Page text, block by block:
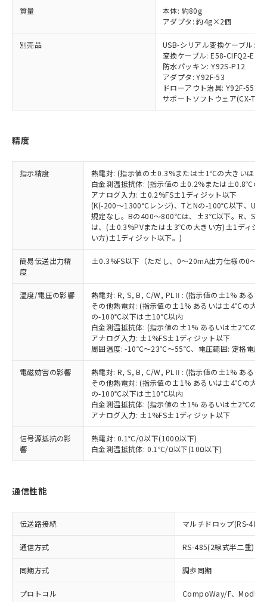
質量
本体: 約80g
アダプタ: 約4g×2個
別売品
USB-シリアル変換ケーブル:
変換ケーブル: E58-CIFQ2-E
防水パッキン: Y92S-P12
アダプタ: Y92F-53
ドローアウト治具: Y92F-55
サポートソフトウェア(CX-
精度
指示精度
熱電対: (指示値の±0.3%または±1℃の大きいほう
白金測温抵抗体: (指示値の±0.2%または±0.8℃の
アナログ入力: ±0.2%FS±1ディジット以下
(K(-200～1300℃レンジ)、TとNの-100℃以下、U
規定なし。Bの400～800℃は、±3℃以下。R、S
は、(±0.3%PVまたは±3℃の大きい方)±1ディジ
い方)±1ディジット以下。)
簡易伝送出力精
度
±0.3%FS以下（ただし、0～20mA出力仕様の0～
温度/電圧の影響
熱電対: R, S, B, C/W, PLⅡ: (指示値の±1% ある
その他熱電対: (指示値の±1% あるいは±4℃の大き
の-100℃以下は±10℃以内
白金測温抵抗体: (指示値の±1% あるいは±2℃の大
アナログ入力: ±1%FS±1ディジット以下
周囲温度: -10℃～23℃～55℃、電圧範囲: 定格電圧
電磁妨害の影響
熱電対: R, S, B, C/W, PLⅡ: (指示値の±1% ある
その他熱電対: (指示値の±1% あるいは±4℃の大き
の-100℃以下は±10℃以内
白金測温抵抗体: (指示値の±1% あるいは±2℃の大
アナログ入力: ±1%FS±1ディジット以下
信号源抵抗の影
響
熱電対: 0.1℃/Ω以下(100Ω以下)
白金測温抵抗体: 0.1℃/Ω以下(10Ω以下)
通信性能
伝送路接続 マルチドロップ(RS-485)
通信方式 RS-485(2線式半二重)
同期方式 調歩同期
プロトコル CompoWay/F、Modbus
本サービスは、当社制御機器事業取扱
商品の当社在庫状況および標準価格
(税抜)を提供させていただくもので
当社制御機器事業取扱商品の中には、
本サービスの対象外となる商品もある
ことをご了承ください。
在庫状況および標準価格照会結果は、
記載している更新日時点での社内デー
了承ください。
正式な納期状況および標準価格はお客
様のお取引先、またはお客様担当のオ
ムロン制御機器販売店・当社販売員に
ご相談ください。
オムロン制御機器販売店や当社販売拠
点は「販売ネットワーク
」をご確認
ください。
在庫状況および標準価格結果を当社の
マイパーツ機能（部品リスト作成サー
ビス）をご利用いただくには、I-Web
メンバーズにご登録されている必要が
あります。
お客様が当ウェブサイト上で当社にご
登録された部品リストについて、当社
および当社の共同利用者が、当社の製
品・サービスに関するお客様との取
引・商談に必要な範囲で利用すること
をご了承ください。
※当社の共同利用者とは、"個人情報
の共同利用に関して"
の「1.共同利
用者の範囲」に記載されている法人を
指します。
調査・確認中：EU RoHS指令（10物質）の
非含有の対応状況を調査中または確認中の
非該当品：ライセンス料など無形物で、有
害物質有無と関係のない商品です。
仕入先様の事情により、非含有部品として
いたものが、含有品と判明した場合などや
むを得ず変更することがあります。
(PBDE) 1000ppm以下、フタル酸ビス(2-エチルヘキシ
ル) (DEHP)(別名：DOP) 1000ppm以下、フタル酸ブチ
ルベンジル（BBP） 1000ppm以下、フタル酸ジブチル
（DBP） 1000ppm以下、フタル酸ジイソブチル
(DIBP) 1000ppm以下
但し、RoHS指令で産業用監視および制御機器に対する
適用除外項目は除く。
フタル酸エステル類の４物質については閾値を超える意
図的な使用がないことを確認しています。
部品在庫の切り替え状況などにより、予定
月が前後することがあります。
※3 非含有証明書ダウンロード
下記の非含有証明書をダウンロードするこ
とができます。
EU RoHS指令（10物質）の非含有証明書
51物質の非含有証明書（当社基準）
※本証明書は発行日時点で非含有を証明す
るもので、過去に遡って非含有を証明する
荷製品に未対応品が混在することから備考
欄に対応日を記載しておりました。
既に当社にて対応品への在庫切替を完了
していることから、特段のことがない限
り、2022年1月12日より割愛しておりま
す。
「○」：最大均質材料含有率が中国RoHSの
基準値以下であることを示します。
「×」：最大均質材料含有率が中国RoHSの
基準値を超えていることを示します。
「－」：未確認です。当社販売部門へお問
ル類) : 1000ppm、
DBP(フタル酸ジブチル) : 1000ppm、 DIBP(フタル酸ジ
イソブチル) : 1000ppm、 BBP(フタル酸ブチルベンジ
ル) : 1000ppm、
DEHP(フタル酸ビス(2-エチルヘキシル)) : 1000ppm
※2 環境保護使用期限
準値以下であることを示します。
「10」：通常の使用状況下において有害物
質が外部に漏えいし、環境に深刻な影響を
及ぼさない年数を意味します。
「－」：未確認です。当社販売部門へお問
い合わせください。
当社は、これら貴社製品のうち、外国
為替および外国貿易法に定める商品
（以下｢規制貨物等」という）を輸出
とります。
当社は規制貨物を破棄する場合は、完
全に破砕するなど、違法に輸出されな
いよう必要な手段を講じます。
当社は貴社製品を、核兵器、ミサイ
ル、化学兵器、生物兵器またはその他
武器並びにこれらの製造装置等に一切
使用いたしません。
当社は、貴社製品を第三者に販売する
該第三者に通知します。また当社は、
販売先および販売に係わる関係者が違
法に輸出するおそれがある場合は、取
り引きをいたしません。
合意する キャンセル
一定数には満たないが在庫あり
在庫なし(最新の在庫状況につ
いては、お客様のお取引先、ま
たはお客様担当のオムロン制御
機器販売店・当社販売員にご確
空
受注生産機種、また在庫状況の
情報を公開していない機種